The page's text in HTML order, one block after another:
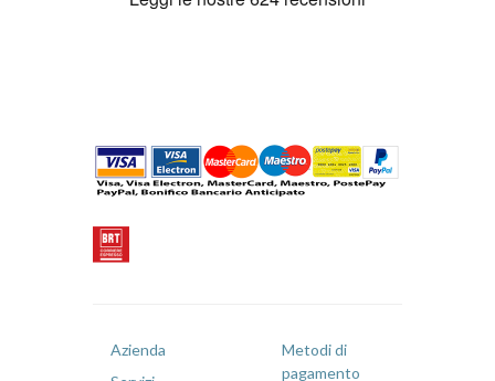
Azienda
Metodi di
pagamento